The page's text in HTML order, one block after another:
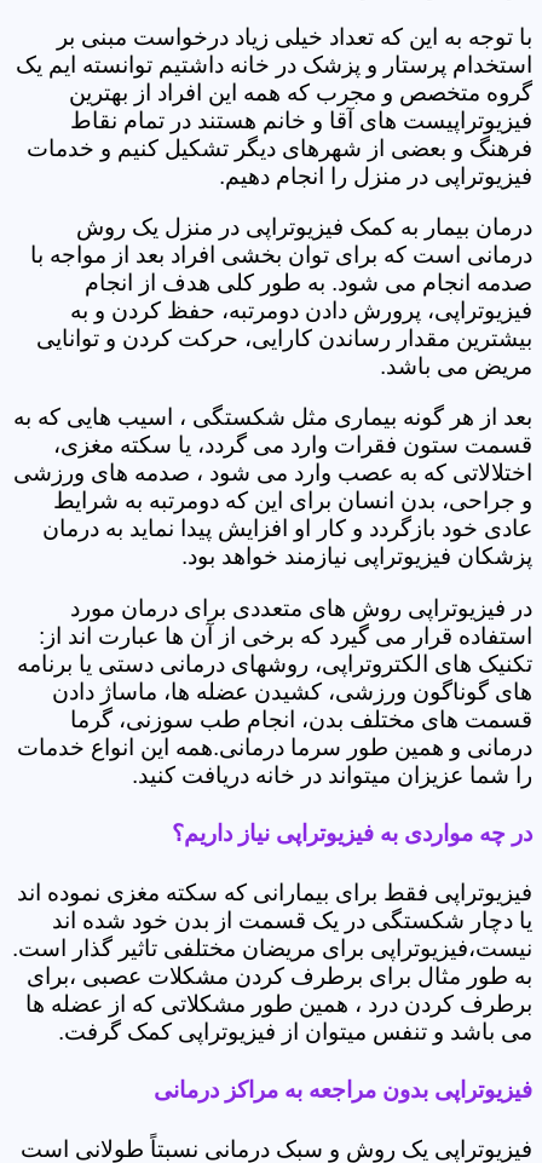
با توجه به این که تعداد خیلی زیاد درخواست مبنی بر
استخدام پرستار و پزشک در خانه داشتیم توانسته ایم یک
گروه متخصص و مجرب که همه این افراد از بهترین
فیزیوتراپیست های آقا و خانم هستند در تمام نقاط
فرهنگ و بعضی از شهرهای دیگر تشکیل کنیم و خدمات
فیزیوتراپی در منزل را انجام دهیم.
درمان بیمار به کمک فیزیوتراپی در منزل یک روش
درمانی است که برای توان بخشی افراد بعد از مواجه با
صدمه انجام می شود. به طور کلی هدف از انجام
فیزیوتراپی، پرورش دادن دومرتبه، حفظ کردن و به
بیشترین مقدار رساندن کارایی، حرکت کردن و توانایی
مریض می باشد.
بعد از هر گونه بیماری مثل شکستگی ، اسیب هایی که به
قسمت ستون فقرات وارد می گردد، یا سکته مغزی،
اختلالاتی که به عصب وارد می شود ، صدمه های ورزشی
و جراحی، بدن انسان برای این که دومرتبه به شرایط
عادی خود بازگردد و کار او افزایش پیدا نماید به درمان
پزشکان فیزیوتراپی نیازمند خواهد بود.
در فیزیوتراپی روش های متعددی برای درمان مورد
استفاده قرار می گیرد که برخی از آن ها عبارت اند از:
تکنیک های الکتروتراپی، روشهای درمانی دستی یا برنامه
های گوناگون ورزشی، کشیدن عضله ها، ماساژ دادن
قسمت های مختلف بدن، انجام طب سوزنی، گرما
درمانی و همین طور سرما درمانی.همه این انواع خدمات
را شما عزیزان میتواند در خانه دریافت کنید.
در چه مواردی به فیزیوتراپی نیاز داریم؟
فیزیوتراپی فقط برای بیمارانی که سکته مغزی نموده اند
یا دچار شکستگی در یک قسمت از بدن خود شده اند
نیست،فیزیوتراپی برای مریضان مختلفی تاثیر گذار است.
به طور مثال برای برطرف کردن مشکلات عصبی ،برای
برطرف کردن درد ، همین طور مشکلاتی که از عضله ها
می باشد و تنفس میتوان از فیزیوتراپی کمک گرفت.
فیزیوتراپی بدون مراجعه به مراکز درمانی
فیزیوتراپی یک روش و سبک درمانی نسبتاً طولانی است